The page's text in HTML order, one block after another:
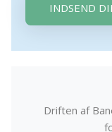
INDSEND
Driften af